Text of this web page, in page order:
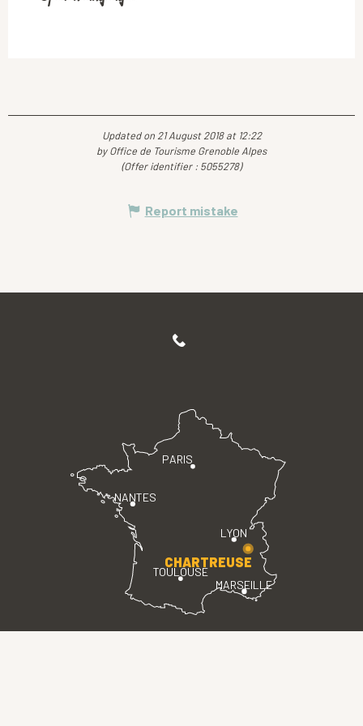
Updated on 21 August 2018 at 12:22
by Office de Tourisme Grenoble Alpes
(Offer identifier : 5055278)
Report mistake
PARIS
LYON
TOULOUSE
MARSEILLE
NANTES
CHARTREUSE